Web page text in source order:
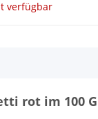
verfügbar
rot im 100